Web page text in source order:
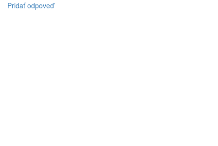
Pridať odpoveď